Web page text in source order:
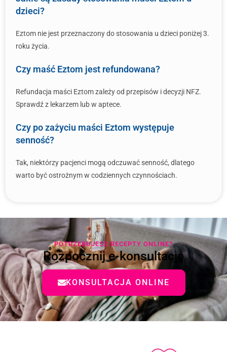
dzieci?
Eztom nie jest przeznaczony do stosowania u dzieci poniżej 3.
roku życia.
Czy maść Eztom jest refundowana?
Refundacja maści Eztom zależy od przepisów i decyzji NFZ.
Sprawdź z lekarzem lub w aptece.
Czy po zażyciu maści Eztom występuje
senność?
Tak, niektórzy pacjenci mogą odczuwać senność, dlatego
warto być ostrożnym w codziennych czynnościach.
POTRZEBUJESZ RECEPTY ONLINE?
Rozpocznij e-konsultację
KONSULTACJA ONLINE